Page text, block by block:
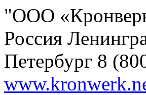
"ООО
Россия
Петербург 8